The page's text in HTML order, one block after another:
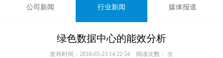
公司新闻 行业新闻 媒体报道
绿色数据中心的能效分析
发布时间：2018-05-23 14:22:54 阅读次数： 次